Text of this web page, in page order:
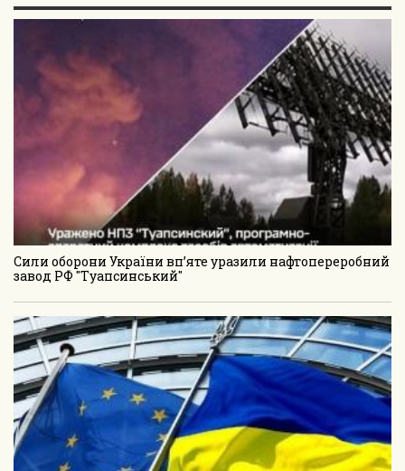
Сили оборони України вп’яте уразили нафтопереробний
завод РФ "Туапсинський"